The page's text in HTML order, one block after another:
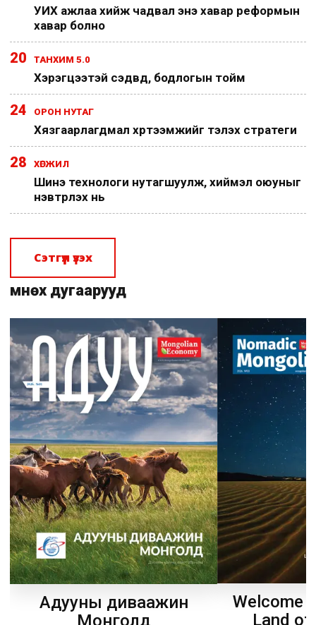
УИХ ажлаа хийж чадвал энэ хавар реформын
хавар болно
20 ТАНХИМ 5.0
Хэрэгцээтэй сэдвүүд, бодлогын тойм
24 ОРОН НУТАГ
Хязгаарлагдмал хүртээмжийг тэлэх стратеги
28 ХӨГЖИЛ
Шинэ технологи нутагшуулж, хиймэл оюуныг
нэвтрүүлэх нь
Сэтгүүл үзэх
Өмнөх дугаарууд
Адууны диваажин
Монголд
Welcome
Land of